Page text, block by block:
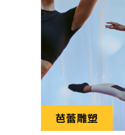
芭蕾雕塑